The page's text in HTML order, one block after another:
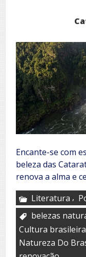
Encante-se com
beleza das
renova a alma e
Literatura ,
belezas
Cultura brasileira
Natureza Do